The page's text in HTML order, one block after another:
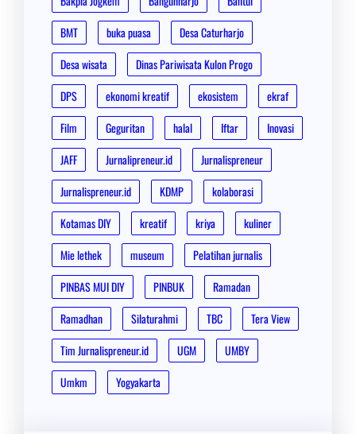
BMT
buka puasa
Desa Caturharjo
Desa wisata
Dinas Pariwisata Kulon Progo
DPS
ekonomi kreatif ekosistem
ekraf
Film
Geguritan halal Iftar
Inovasi
JAFF
Jurnalipreneur.id
Jurnalispreneur
Jurnalispreneur.id
KDMP
kolaborasi
Kotamas DIY
kreatif kriya
kuliner
Mie lethek
museum
Pelatihan jurnalis
PINBAS MUI DIY
PINBUK
Ramadan
Ramadhan
Silaturahmi TBC
Tera View
Tim Jurnalispreneur.id
UGM
UMBY
Umkm
Yogyakarta